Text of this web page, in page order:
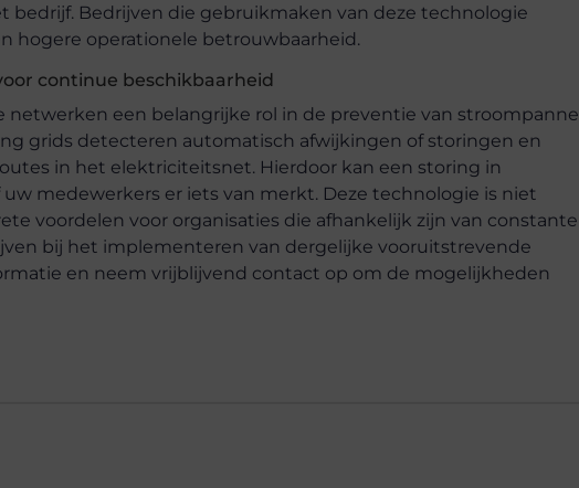
Bedrijven die gebruikmaken van deze technologie
hogere operationele betrouwbaarheid.
continue beschikbaarheid
een belangrijke rol in de preventie van stroompanne
grids detecteren automatisch afwijkingen of storingen en
in het elektriciteitsnet. Hierdoor kan een storing in
medewerkers er iets van merkt. Deze technologie is niet
voordelen voor organisaties die afhankelijk zijn van constante
bij het implementeren van dergelijke vooruitstrevende
en neem vrijblijvend contact op om de mogelijkheden